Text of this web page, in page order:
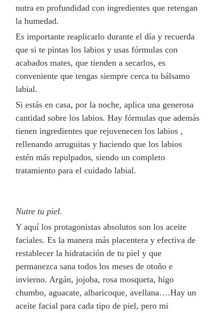
nutra en profundidad con ingredientes que retengan
la humedad.
Es importante reaplicarlo durante el día y recuerda
que si te pintas los labios y usas fórmulas con
acabados mates, que tienden a secarlos, es
conveniente que tengas siempre cerca tu bálsamo
labial.
Si estás en casa, por la noche, aplica una generosa
cantidad sobre los labios. Hay fórmulas que además
tienen ingredientes que rejuvenecen los labios ,
rellenando arruguitas y haciendo que los labios
estén más repulpados, siendo un completo
tratamiento para el cuidado labial.
Nutre tu piel.
Y aquí los protagonistas absolutos son los aceite
faciales. Es la manera más placentera y efectiva de
restablecer la hidratación de tu piel y que
permanezca sana todos los meses de otoño e
invierno. Argán, jojoba, rosa mosqueta, higo
chumbo, aguacate, albaricoque, avellana….Hay un
aceite facial para cada tipo de piel, pero mi